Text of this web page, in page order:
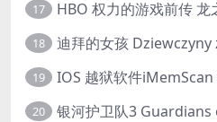
17
18
19
20